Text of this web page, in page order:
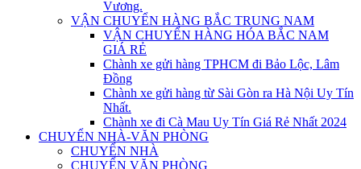
Vương.
VẬN CHUYỂN HÀNG BẮC TRUNG NAM
VẬN CHUYỂN HÀNG HÓA BẮC NAM
GIÁ RẺ
Chành xe gửi hàng TPHCM đi Bảo Lộc, Lâm
Đồng
Chành xe gửi hàng từ Sài Gòn ra Hà Nội Uy Tín
Nhất.
Chành xe đi Cà Mau Uy Tín Giá Rẻ Nhất 2024
CHUYỂN NHÀ-VĂN PHÒNG
CHUYỂN NHÀ
CHUYỂN VĂN PHÒNG